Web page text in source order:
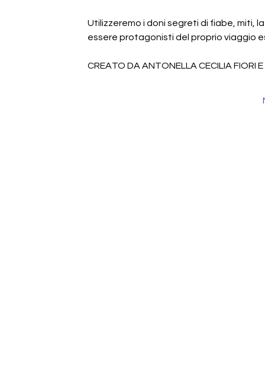
Utilizzeremo i doni segreti di fiabe, miti,
essere protagonisti del proprio viaggio
CREATO DA ANTONELLA CECILIA FIORI